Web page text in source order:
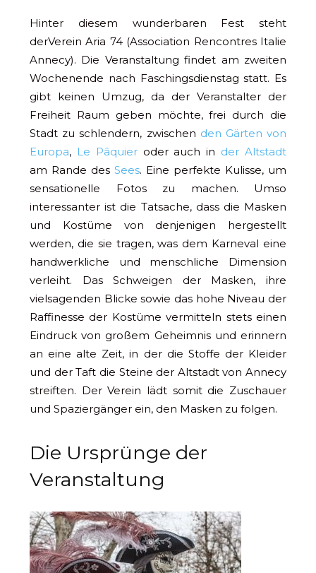
Hinter diesem wunderbaren Fest steht
derVerein Aria 74 (Association Rencontres Italie
Annecy). Die Veranstaltung findet am zweiten
Wochenende nach Faschingsdienstag statt. Es
gibt keinen Umzug, da der Veranstalter der
Freiheit Raum geben möchte, frei durch die
Stadt zu schlendern, zwischen den Gärten von
Europa, Le Pâquieroder auch in der Altstadt
am Rande des Sees. Eine perfekte Kulisse, um
sensationelle Fotos zu machen. Umso
interessanter ist die Tatsache, dass die Masken
und Kostüme von denjenigen hergestellt
werden, die sie tragen, was dem Karneval eine
handwerkliche und menschliche Dimension
verleiht. Das Schweigen der Masken, ihre
vielsagenden Blicke sowie das hohe Niveau der
Raffinesse der Kostüme vermitteln stets einen
Eindruck von großem Geheimnis und erinnern
an eine alte Zeit, in der die Stoffe der Kleider
und der Taft die Steine der Altstadt von Annecy
streiften. Der Verein lädt somit die Zuschauer
und Spaziergänger ein, den Masken zu folgen.
Die Ursprünge der
Veranstaltung